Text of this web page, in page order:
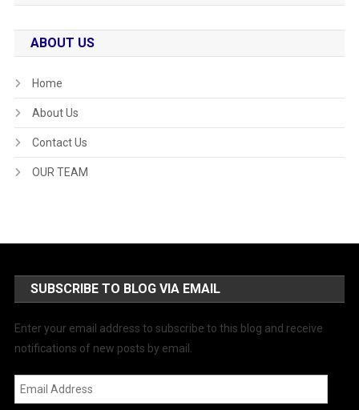
ABOUT US
Home
About Us
Contact Us
OUR TEAM
SUBSCRIBE TO BLOG VIA EMAIL
Enter your email address to subscribe to this blog and receive
notifications of new posts by email.
Email
Address